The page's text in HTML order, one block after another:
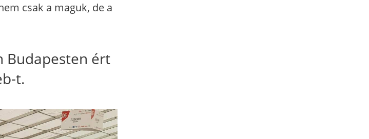
csak a maguk, de a
Budapesten ért
t.